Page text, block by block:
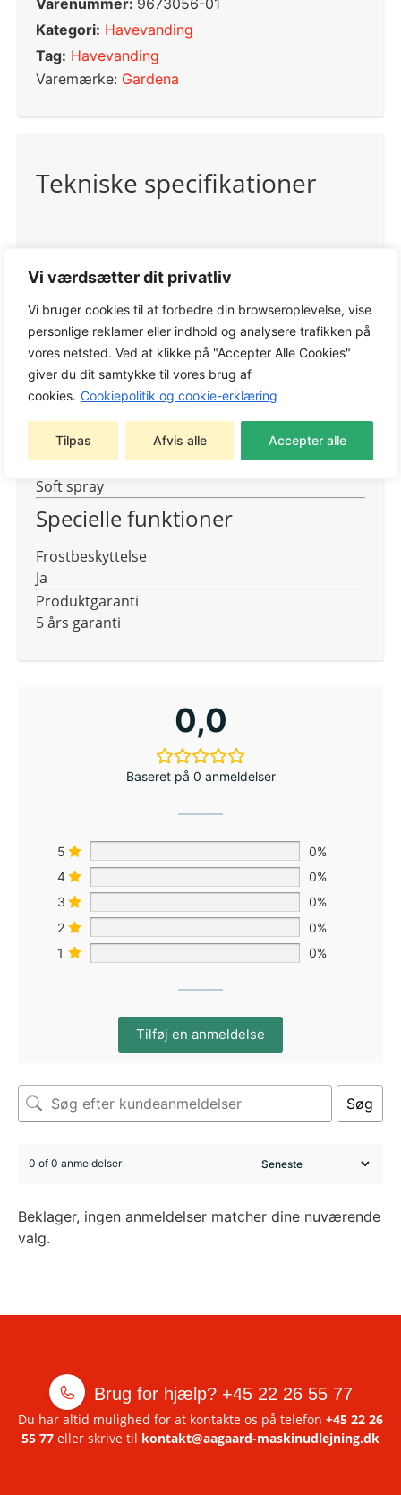
Vi værdsætter dit privatliv
Vi bruger cookies til at forbedre din browseroplevelse, vise
personlige reklamer eller indhold og analysere trafikken på
vores netsted. Ved at klikke på "Accepter Alle Cookies"
giver du dit samtykke til vores brug af
cookies. Cookiepolitik og cookie-erklæring
Tilpas Afvis alle Accepter alle
Kategori: Havevanding
Tag: Havevanding
Varemærke: Gardena
Tekniske specifikationer
18330-20
GTIN-13/EAN
4078500010245
Anvendelse
Brug
Med den lange bruser kan du vande haven både
skånsomt og præcist.
Sprøjtemønster
Soft spray
Specielle funktioner
Frostbeskyttelse
Ja
Produktgaranti
5 års garanti
0,0
Baseret på 0 anmeldelser
5
0%
4
0%
3
0%
2
0%
1
0%
Tilføj en anmeldelse
Søg
0 of 0 anmeldelser
Beklager, ingen anmeldelser matcher dine nuværende
valg.
Brug for hjælp? +45 22 26 55 77
Du har altid mulighed for at kontakte os på telefon +45 22 26
55 77 eller skrive til kontakt@aagaard-maskinudlejning.dk